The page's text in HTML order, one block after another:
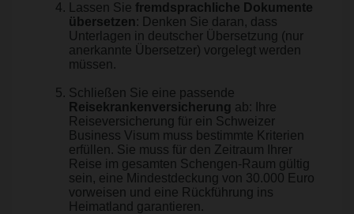
Lassen Sie fremdsprachliche Dokumente
übersetzen: Denken Sie daran, dass
Unterlagen in deutscher Übersetzung (nur
anerkannte Übersetzer) vorgelegt werden
müssen.
Schließen Sie eine passende
Reisekrankenversicherung ab: Ihre
Reiseversicherung für ein Schweizer
Business Visum muss bestimmte Kriterien
erfüllen. Sie muss für den Zeitraum Ihrer
Reise im gesamten Schengen-Raum gültig
sein, eine Mindestdeckung von 30.000 Euro
vorweisen und eine Rückführung ins
Heimatland garantieren.